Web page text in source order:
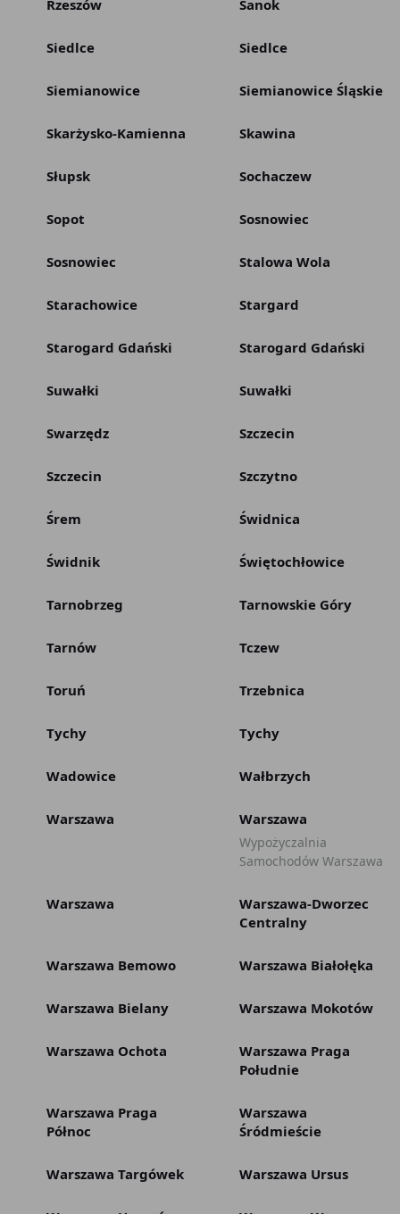
Rzeszów Sanok
Siedlce Siedlce
Siemianowice Siemianowice Śląskie
Skarżysko-Kamienna Skawina
Słupsk Sochaczew
Sopot Sosnowiec
Sosnowiec Stalowa Wola
Starachowice Stargard
Starogard Gdański Starogard Gdański
Suwałki Suwałki
Swarzędz Szczecin
Szczecin Szczytno
Śrem Świdnica
Świdnik Świętochłowice
Tarnobrzeg Tarnowskie Góry
Tarnów Tczew
Toruń Trzebnica
Tychy Tychy
Wadowice Wałbrzych
Warszawa Warszawa
Wypożyczalnia
Samochodów Warszawa
Warszawa
Warszawa-Dworzec
Centralny
Warszawa Bemowo Warszawa Białołęka
Warszawa Bielany Warszawa Mokotów
Warszawa Ochota
Warszawa Praga
Południe
Warszawa Praga
Północ
Warszawa
Śródmieście
Warszawa Targówek Warszawa Ursus